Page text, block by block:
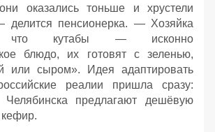
оказались тоньше и хрустели
делится пенсионерка. — Хозяйка
что кутабы — исконно
блюдо, их готовят с зеленью,
или сыром». Идея адаптировать
реалии пришла сразу:
Челябинска предлагают дешёвую
кефир.